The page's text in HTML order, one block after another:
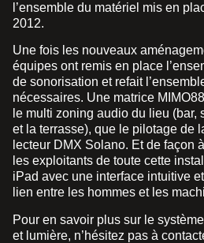
l’ensemble du matériel mis en
2012.
Une fois les nouveaux
équipes ont remis en place
de sonorisation et refait
nécessaires. Une matrice
le multi zoning audio du lieu (bar,
et la terrasse), que le pilotage de
lecteur DMX Solano. Et de façon
les exploitants de toute cette
iPad avec une interface intuitive
lien entre les hommes et les
Pour en savoir plus sur le
et lumière, n’hésitez pas à